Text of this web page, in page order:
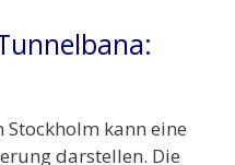
Stockholm kann eine
darstellen. Die